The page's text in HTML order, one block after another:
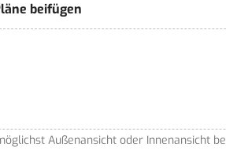
beifügen
Außenansicht oder Innenansicht